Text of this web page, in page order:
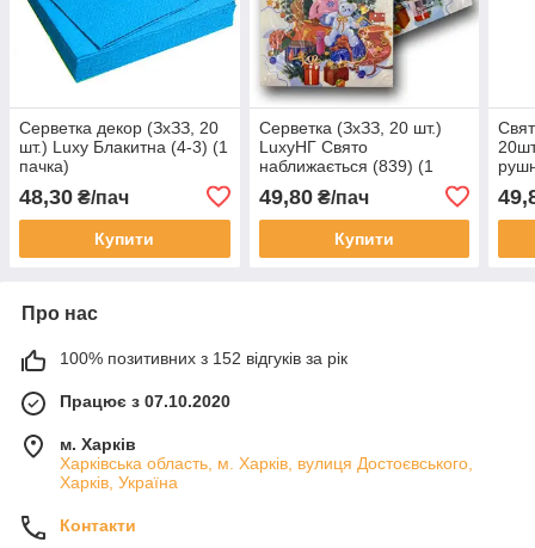
Серветка декор (ЗхЗЗ, 20
шт.) Luxy Блакитна (4-3) (1
пачка)
48,30 ₴/пач
Купити
Серветка (ЗхЗЗ, 20 шт.)
LuxyНГ Свято
наближається (839) (1
49,80₴/пач
Купити
Про нас
100% позитивних з 152 відгуків за рік
Працює з 07.10.2020
м. Харків
Харківська область, м. Харків, вулиця Достоєвського,
Харків, Україна
Контакти